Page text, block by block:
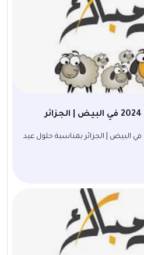
موعد صلاة عيد الأضحى 2024 في البيض | الجزائر بمناسبة حلول عيد